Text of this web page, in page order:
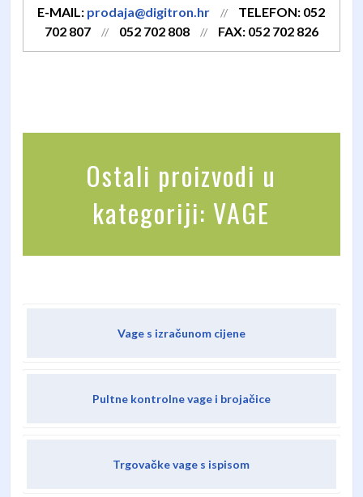
E-MAIL: prodaja@digitron.hr //
TELEFON: 052
702 807
// 052 702 808 // FAX: 052 702 826
Ostali proizvodi u
kategoriji: VAGE
Vage s izračunom cijene
Pultne kontrolne vage i brojačice
Trgovačke vage s ispisom